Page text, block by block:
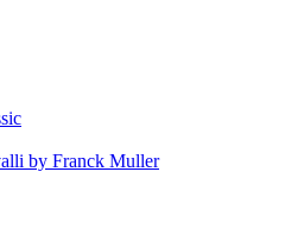
by Franck Muller